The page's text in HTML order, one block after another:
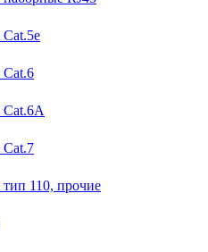
110, прочие